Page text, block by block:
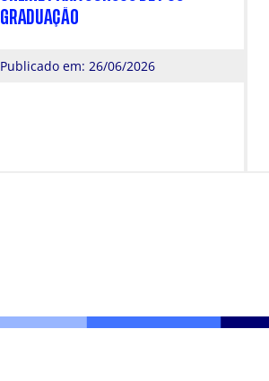
GRADUAÇÃO
Publicado em: 26/06/2026